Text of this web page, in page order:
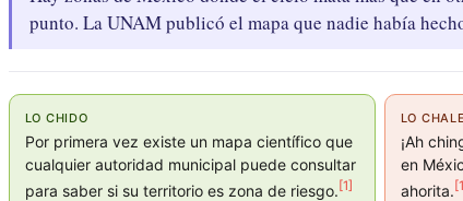
punto. La UNAM publicó el mapa que nadie había
LO CHIDO
Por primera vez existe un mapa científico que
cualquier autoridad municipal puede consultar
para saber si su territorio es zona de riesgo.[1]
LO CHALE
¡Ah
en
ahorita.